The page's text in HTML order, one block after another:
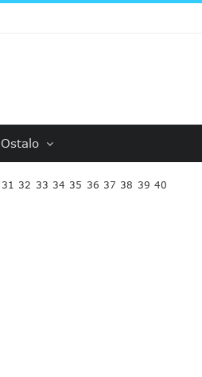
Ostalo
31 32 33 34 35 36 37 38 39 40